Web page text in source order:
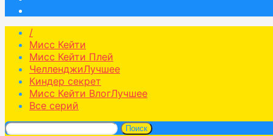
/
Мисс Кейти
Мисс Кейти Плей
ЧелленджиЛучшее
Киндер секрет
Мисс Кейти ВлогЛучшее
Все серий
Поиск